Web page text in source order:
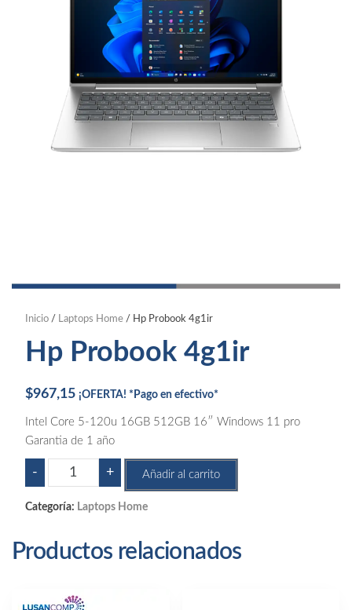
Inicio/ Laptops Home/ Hp Probook 4g1ir
Hp Probook 4g1ir
$967,15 ¡OFERTA! *Pago en efectivo*
Intel Core 5-120u 16GB 512GB 16″ Windows 11 pro
Garantia de 1 año
-
Probook
4g1ir
+ Añadir al carrito
Categoría: Laptops Home
Productos relacionados